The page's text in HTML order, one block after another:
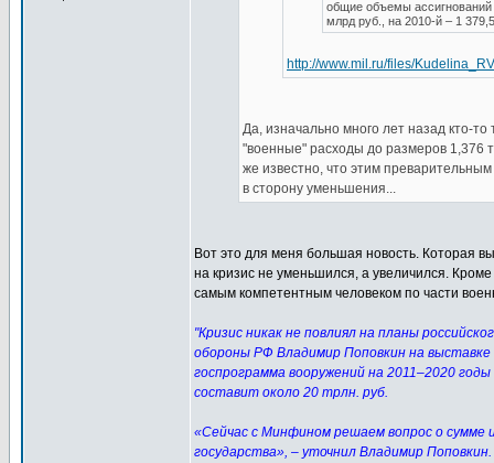
общие объемы
млрд руб., на 2010-й – 1
http://www.mil.ru/files/
Да, изначально много лет назад кто-
"военные" расходы до размеров 1,376
же известно, что этим
в сторону уменьшения...
Вот это для меня большая новость. Которая
на кризис не уменьшился, а увеличился.
самым компетентным человеком по части
"Кризис никак не повлиял на планы
обороны РФ Владимир Поповкин на выставке
госпрограмма вооружений на 2011–2020
составит около 20 трлн. руб.
«Сейчас с Минфином решаем вопрос о сумме
государства», – уточнил Владимир